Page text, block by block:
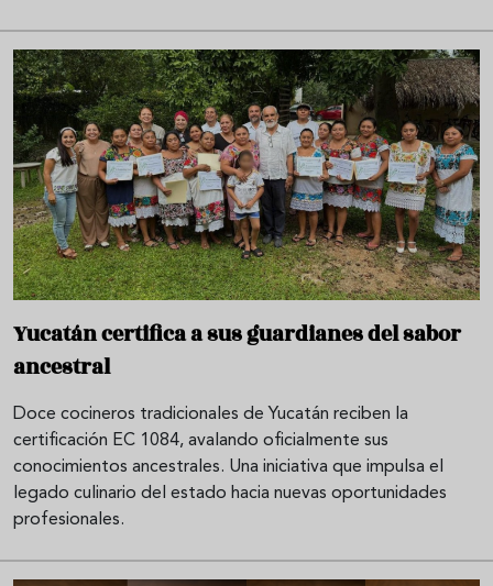
Yucatán certifica a sus guardianes del sabor
ancestral
Doce cocineros tradicionales de Yucatán reciben la
certificación EC 1084, avalando oficialmente sus
conocimientos ancestrales. Una iniciativa que impulsa el
legado culinario del estado hacia nuevas oportunidades
profesionales.